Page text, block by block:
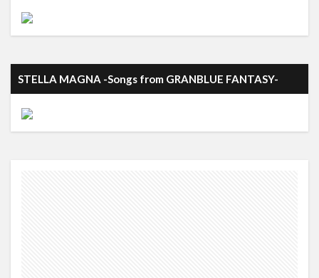
STELLA MAGNA -Songs from GRANBLUE FANTASY-